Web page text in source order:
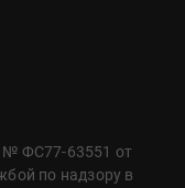
№ ФС77-63551 от
по надзору в